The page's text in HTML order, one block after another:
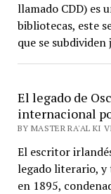
llamado CDD) es
bibliotecas, este
que se
El legado de
internacional
BY MASTER RA'AL KI
El escritor
legado literario, y
en 1895,